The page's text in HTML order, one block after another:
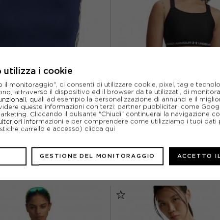
ORIGINALS
TOP PALESTRA BLU DONNA
ACQUISTA
36,00€
40,00€
UNDER
UNDER ARMOUR REGGISENO
HEATGEAR HIGH COMPRESSION
BIANCO DONNA
XS S M
-30%
utilizza i cookie
il monitoraggio", ci consenti di utilizzare cookie, pixel, tag e
attraverso il dispositivo ed il browser da te utilizzati, di
quali ad esempio la personalizzazione di annunci e il
queste informazioni con terzi: partner pubblicitari come
Cliccando il pulsante "Chiudi" continuerai la navigazione
informazioni e per comprendere come utilizziamo i tuoi
carrello e accesso) clicca qui
GESTIONE DEL MONITORAGGIO ACCETTO